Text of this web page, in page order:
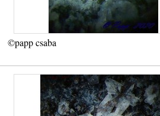
©papp csaba